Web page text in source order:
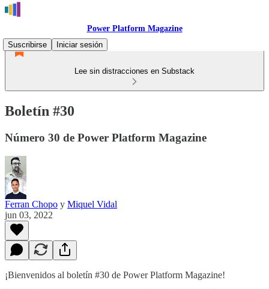
Power Platform Magazine
Suscribirse
Iniciar sesión
Lee sin distracciones en Substack
Boletín #30
Número 30 de Power Platform Magazine
Ferran Chopo y Miquel Vidal
jun 03, 2022
¡Bienvenidos al boletín #30 de Power Platform Magazine!